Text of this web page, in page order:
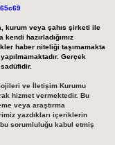
kurum veya şahıs şirketi ile
hazırladığımız
haber niteliği taşımamakta
Gerçek
ve İletişim Kurumu
hizmet vermektedir. Bu
veya araştırma
yazdıkları içeriklerin
sorumluluğu kabul etmiş